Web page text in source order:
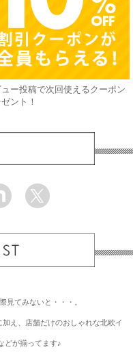
ュー投稿で次回使えるクーポン
ント！
見てみないと・・・。
え、店舗だけのおしゃれな北欧イ
どが揃ってます♪